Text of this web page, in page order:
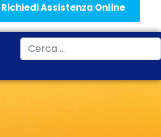
Richiedi Assistenza Online
Cerca